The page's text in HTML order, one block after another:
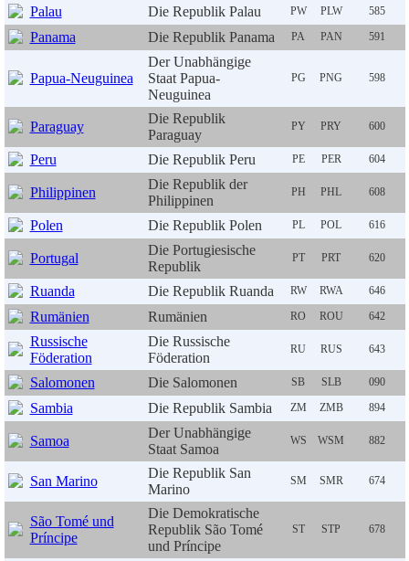
Palau Die Republik Palau PW PLW 585
Panama Die Republik Panama PA PAN 591
Papua-Neuguinea
Der Unabhängige
Staat Papua-
Neuguinea
PG PNG 598
Paraguay
Die Republik
Paraguay
PY PRY 600
Peru Die Republik Peru PE PER 604
Philippinen
Die Republik der
Philippinen
PH PHL 608
Polen Die Republik Polen PL POL 616
Portugal
Die Portugiesische
Republik
PT PRT 620
Ruanda Die Republik Ruanda RW RWA 646
Rumänien Rumänien RO ROU 642
Russische
Föderation
Die Russische
Föderation
RU RUS 643
Salomonen Die Salomonen SB SLB 090
Sambia Die Republik Sambia ZM ZMB 894
Samoa
Der Unabhängige
Staat Samoa
WS WSM 882
San Marino
Die Republik San
Marino
SM SMR 674
São Tomé und
Príncipe
Die Demokratische
Republik São Tomé
und Príncipe
ST STP 678